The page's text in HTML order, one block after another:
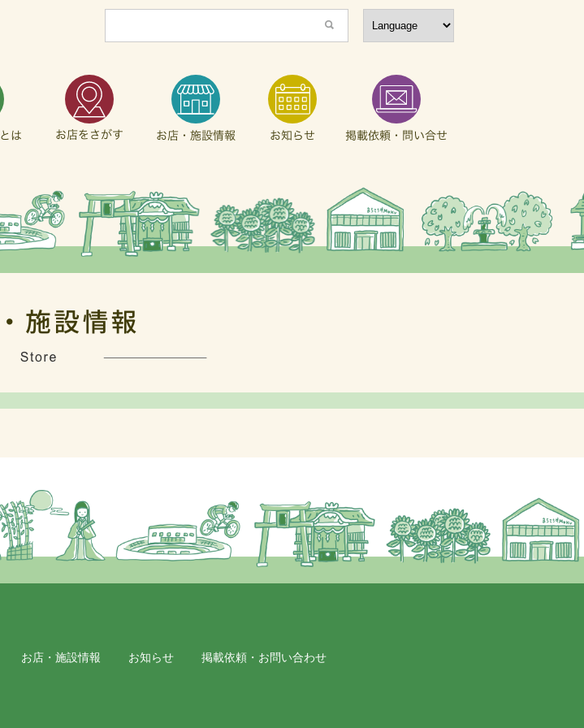
お店・施設情報 お知らせ 掲載依頼・お問い合わせ